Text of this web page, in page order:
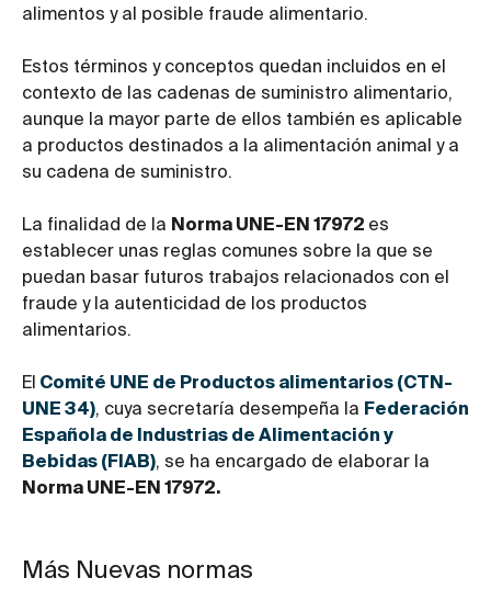
alimentos y al posible fraude alimentario.
Estos términos y conceptos quedan incluidos en el
contexto de las cadenas de suministro alimentario,
aunque la mayor parte de ellos también es aplicable
a productos destinados a la alimentación animal y a
su cadena de suministro.
La finalidad de la Norma UNE-EN 17972 es
establecer unas reglas comunes sobre la que se
puedan basar futuros trabajos relacionados con el
fraude y la autenticidad de los productos
alimentarios.
El Comité UNE de Productos alimentarios (CTN-
UNE 34), cuya secretaría desempeña la Federación
Española de Industrias de Alimentación y
Bebidas (FIAB), se ha encargado de elaborar la
Norma UNE-EN 17972.
Más Nuevas normas